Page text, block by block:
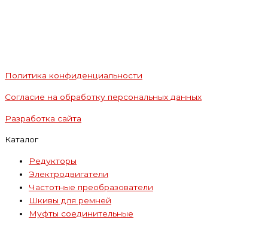
Политика конфиденциальности
Согласие на обработку персональных данных
Разработка сайта
Каталог
Редукторы
Электродвигатели
Частотные преобразователи
Шкивы для ремней
Муфты соединительные